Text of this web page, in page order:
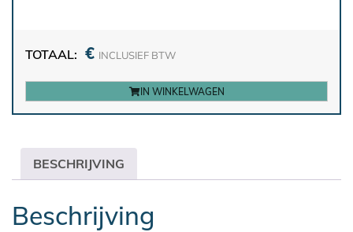
TOTAAL: € INCLUSIEF BTW
IN WINKELWAGEN
BESCHRIJVING
Beschrijving